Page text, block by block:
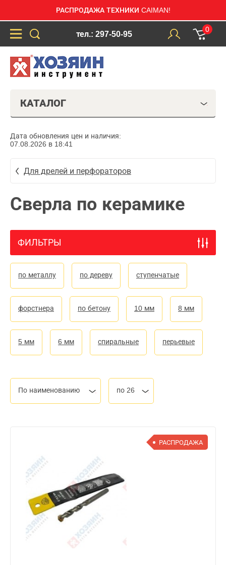
РАСПРОДАЖА ТЕХНИКИ CAIMAN!
тел.: 297-50-95
0
КАТАЛОГ
Дата обновления цен и наличия:
07.08.2026 в 18:41
Для дрелей и перфораторов
Сверла по керамике
ФИЛЬТРЫ
по металлу по дереву ступенчатые
форстнера по бетону 10 мм 8 мм
5 мм 6 мм спиральные перьевые
По наименованию по 26
РАСПРОДАЖА